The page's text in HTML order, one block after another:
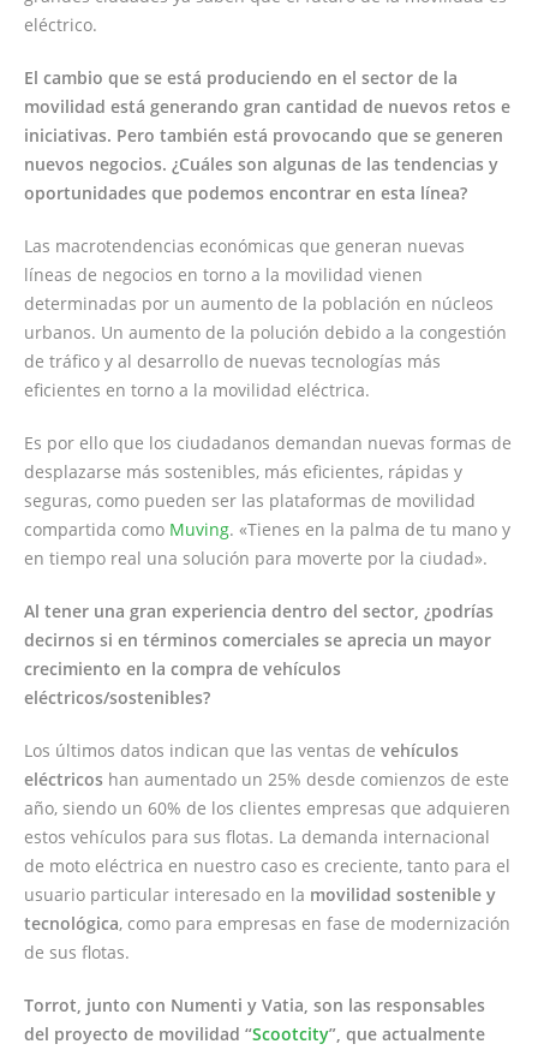
eléctrico.
El cambio que se está produciendo en el sector de la
movilidad está generando gran cantidad de nuevos retos e
iniciativas. Pero también está provocando que se generen
nuevos negocios. ¿Cuáles son algunas de las tendencias y
oportunidades que podemos encontrar en esta línea?
Las macrotendencias económicas que generan nuevas
líneas de negocios en torno a la movilidad vienen
determinadas por un aumento de la población en núcleos
urbanos. Un aumento de la polución debido a la congestión
de tráfico y al desarrollo de nuevas tecnologías más
eficientes en torno a la movilidad eléctrica.
Es por ello que los ciudadanos demandan nuevas formas de
desplazarse más sostenibles, más eficientes, rápidas y
seguras, como pueden ser las plataformas de movilidad
compartida como Muving. «Tienes en la palma de tu mano y
en tiempo real una solución para moverte por la ciudad».
Al tener una gran experiencia dentro del sector, ¿podrías
decirnos si en términos comerciales se aprecia un mayor
crecimiento en la compra de vehículos
eléctricos/sostenibles?
Los últimos datos indican que las ventas de vehículos
eléctricos han aumentado un 25% desde comienzos de este
año, siendo un 60% de los clientes empresas que adquieren
estos vehículos para sus flotas. La demanda internacional
de moto eléctrica en nuestro caso es creciente, tanto para el
usuario particular interesado en la movilidad sostenible y
tecnológica, como para empresas en fase de modernización
de sus flotas.
Torrot, junto con Numenti y Vatia, son las responsables
del proyecto de movilidad “Scootcity”, que actualmente